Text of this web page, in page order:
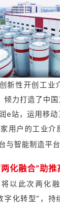
新性开创工业
倾力打造了中
站，运用移动
用户的工业介
与智能制造平台
化融合”助
以此次两化
字化转型”，持